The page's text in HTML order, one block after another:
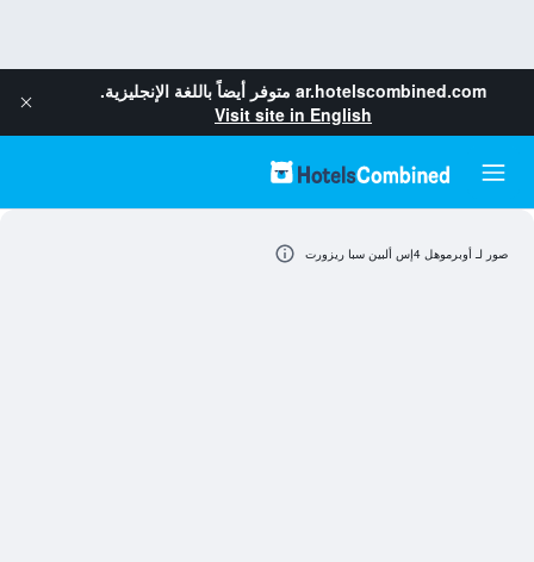
ar.hotelscombined.com متوفر أيضاً باللغة الإنجليزية.
Visit site in English
صور لـ أوبرموهل 4إس ألبين سبا ريزورت